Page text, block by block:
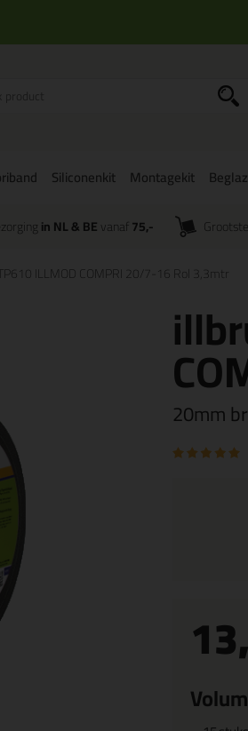
Siliconenkit Montagekit
in NL & BEvanaf 75,-
TP610 ILLMOD COMPRI 20/7-16 Rol 3,3mtr
20mm